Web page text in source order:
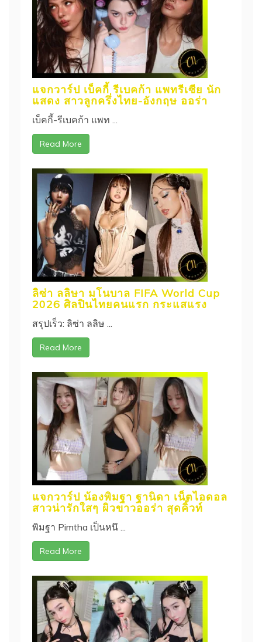
แจกวาร์ป เบ็คกี้ รีเบคก้า แพทรีเซีย นัก
แสดง สาวลูกครึ่งไทย-อังกฤษ ออร่า
เบ็คกี้-รีเบคก้า แพท ...
Read More
ลิซ่า ลลิษา มโนบาล FIFA World Cup
2026 ศิลปินไทยคนแรก กระแสแรง
สรุปเร็ว: ลิซ่า ลลิษ ...
Read More
แจกวาร์ป น้องพิมฐา ฐานิดา เน็ตไอดอล
สาวน่ารักใสๆ ผิวขาวออร่า สุดคิ้วท์
พิมฐา Pimtha เป็นหนึ ...
Read More